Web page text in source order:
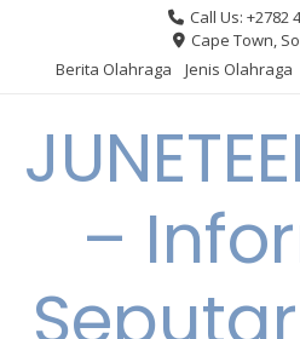
content
Call Us: +2782
Cape Town,
Berita Olahraga
Jenis Olahraga
–